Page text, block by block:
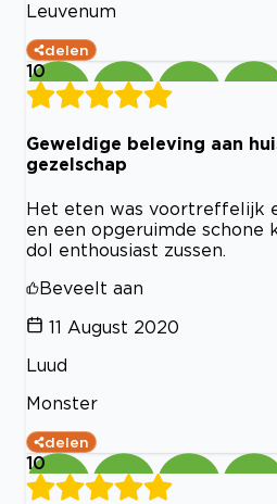
Leuvenum
delen
10
Geweldige beleving aan
gezelschap
Het eten was voortreffelijk
en een opgeruimde schone
dol enthousiast zussen.
Beveelt aan
11 August 2020
Luud
Monster
delen
10